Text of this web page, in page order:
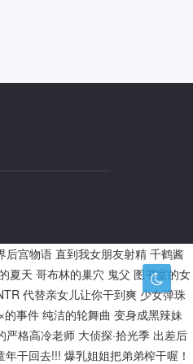
后宫物语 直到我女朋友射精 千鹤酱
夏天 哥布林的巢穴 鬼父 图书室的女
代替亲女儿让你干到爽 少女弹珠
的事件 纯洁的轮舞曲 变身成黑辣妹
严格高冷老师 大侦探·拾光季 出差后
年干回去!!! 爆乳姐姐把弟弟榨干喔！